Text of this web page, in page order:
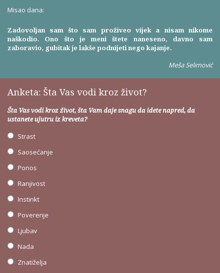
Misao dana:
Zadovoljan sam što sam proživeo vijek a nisam nikome
naškodio. Ono što je meni štete naneseno, davno sam
zaboravio, gubitak je lakše podnijeti nego kajanje.
Meša Selimović
Anketa: Šta Vas vodi kroz život?
Šta Vas vodi kroz život, šta Vam daje snagu da idete napred, da
ustanete ujutru iz kreveta?
Strast
Saosećanje
Ponos
Ranjivost
Instinkt
Poverenje
Ljubav
Nada
Znatiželja